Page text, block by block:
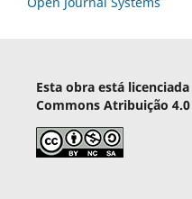
Esta obra está
Commons Atribuição